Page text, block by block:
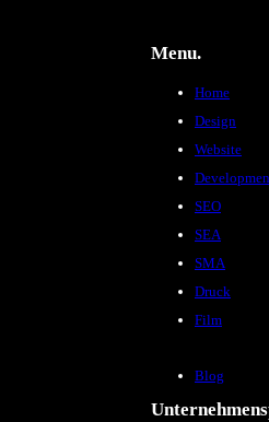
Menu.
Home
Design
Website
SEO
SEA
SMA
Druck
Film
Blog